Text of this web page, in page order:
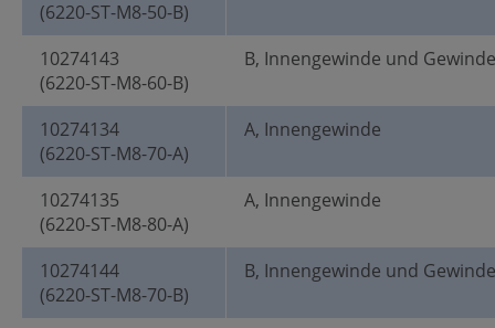
(6220-ST-M8-50-B)
10274143
(6220-ST-M8-60-B)
B, Innengewinde und
10274134
(6220-ST-M8-70-A)
A, Innengewinde
10274135
(6220-ST-M8-80-A)
A, Innengewinde
10274144
(6220-ST-M8-70-B)
B, Innengewinde und